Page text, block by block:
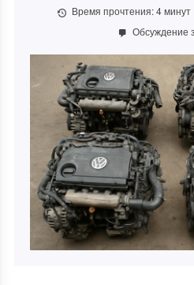
Время прочтения: 4 минут
Обсуждение